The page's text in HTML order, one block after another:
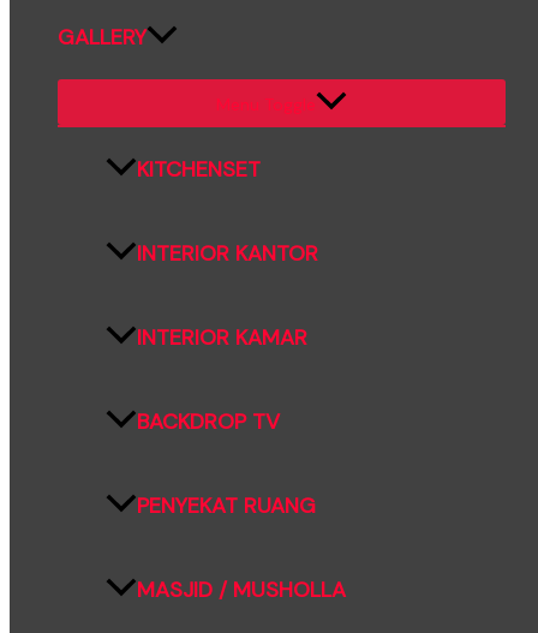
GALLERY
Menu Toggle
KITCHENSET
INTERIOR KANTOR
INTERIOR KAMAR
BACKDROP TV
PENYEKAT RUANG
MASJID / MUSHOLLA